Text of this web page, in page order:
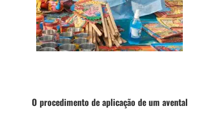
O procedimento de aplicação de um avental